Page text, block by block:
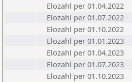
Elozahl per 01.04.2022
Elozahl per 01.07.2022
Elozahl per 01.10.2022
Elozahl per 01.01.2023
Elozahl per 01.04.2023
Elozahl per 01.07.2023
Elozahl per 01.10.2023